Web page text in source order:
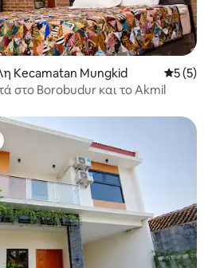
Kecamatan Mungkid Μέση
5 (5)
στο Borobudur και το Akmil